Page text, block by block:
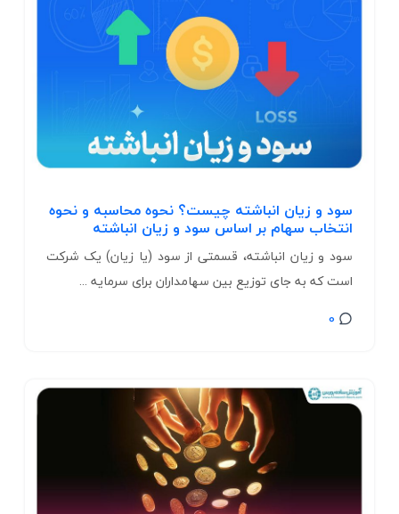
سود و زیان انباشته چیست؟ نحوه محاسبه و نحوه
انتخاب سهام بر اساس سود و زیان انباشته
سود و زیان انباشته، قسمتی از سود (یا زیان) یک شرکت
است که به جای توزیع بین سهامداران برای سرمایه ...
0